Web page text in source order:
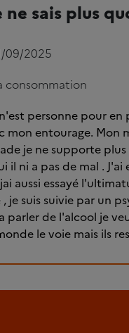
ne sais plus
09/2025
consommation
personne pour
mon entourage. Mon
je ne supporte
il ni a pas de mal .
aussi essayé
je suis suivie par un
parler de l'alcool je
le voie mais ils